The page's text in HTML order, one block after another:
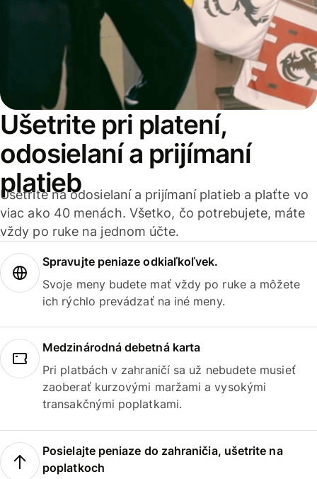
Ušetrite pri platení,
odosielaní a prijímaní
platieb
Ušetrite na odosielaní a prijímaní platieb a plaťte vo
viac ako 40 menách. Všetko, čo potrebujete, máte
vždy po ruke na jednom účte.
Spravujte peniaze odkiaľkoľvek.
Svoje meny budete mať vždy po ruke a môžete
ich rýchlo prevádzať na iné meny.
Medzinárodná debetná karta
Pri platbách v zahraničí sa už nebudete musieť
zaoberať kurzovými maržami a vysokými
transakčnými poplatkami.
Posielajte peniaze do zahraničia, ušetrite na
poplatkoch